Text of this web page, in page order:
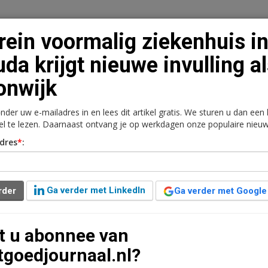
Vacaturebank
Kantoren Retail Logistiek Juridisch | Fiscaal
in Gouda krijgt
voor de bouw van 110 appartementen van het
Sint Jozef-ziekenhuis in Gouda. Van de 110
voormalig ziekenhuis in
krijgt nieuwe invulling
uw e-mailadres in en lees dit artikel gratis. We sturen u dan een
te lezen. Daarnaast ontvang je op werkdagen onze populaire
*:
Ga verder met LinkedIn Ga verder met Google
u abonnee van